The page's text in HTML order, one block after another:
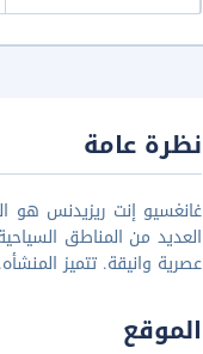
نظرة عامة
غانغسيو إنت ريزيدنس هو
العديد من المناطق
عصرية وانيقة. تتميز المنشأه
الموقع